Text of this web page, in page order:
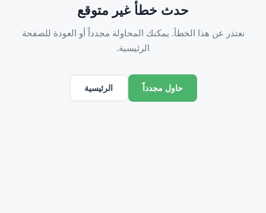
حدث خطأ غير متوقع
نعتذر عن هذا الخطأ. يمكنك المحاولة مجدداً أو العودة للصفحة
الرئيسية.
حاول مجدداً الرئيسية